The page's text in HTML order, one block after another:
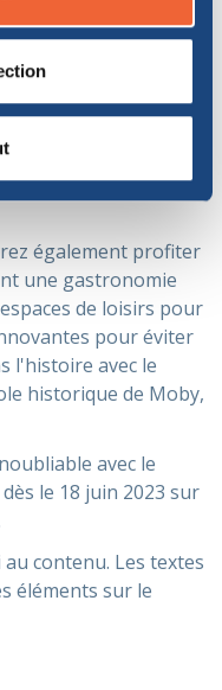
magie à votre
en cours sur la
l'offre Promo
adulte avec voiture.
de cette
également profiter
une gastronomie
de loisirs pour
pour éviter
l'histoire avec le
historique de Moby,
avec le
le 18 juin 2023 sur
contenu. Les textes
éléments sur le